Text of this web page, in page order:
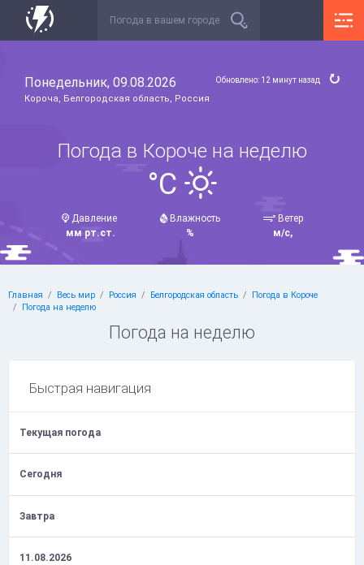
Понедельник, 09.08.2026
Короча, Белгородская область, Россия
Обновлено: 12 минут назад
Погода в Короче на неделю
°C
Давление
мм рт.ст.
Влажность
%
Ветер
м/с,
Главная Весь мир Россия Белгородская область
Погода в Короче
Погода на неделю
Погода на неделю
Быстрая навигация
Текущая погода
Сегодня
Завтра
11.08.2026